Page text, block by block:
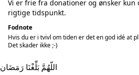
Vi er frie fra donationer og ønsker
rigtige tidspunkt.
Fodnote
Hvis du er i tvivl om tiden er det en god idé at
Det skader ikke ;-)
اللّهُمَّ بَلِّغْنَا رَمَضَان